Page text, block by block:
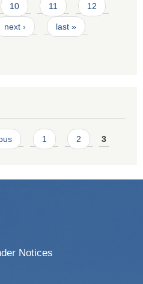
10 11 12
next › last »
1 2 3
Notices